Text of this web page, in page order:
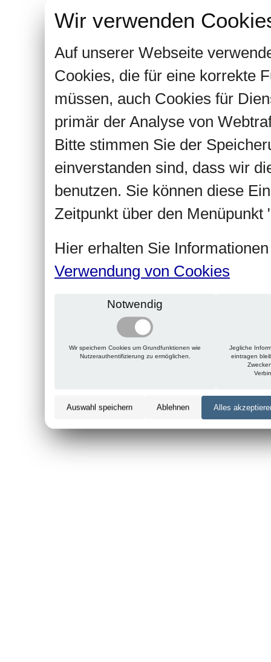
Wir verwenden
Auf unserer Webseite
Cookies, die für eine korrekte
müssen, auch Cookies für
primär der Analyse von
Bitte stimmen Sie der
einverstanden sind, dass wir
benutzen. Sie können diese
Zeitpunkt über den Menüpunkt
Hier erhalten Sie
Verwendung von Cookies
Notwendig
Wir speichern Cookies um Grundfunktionen wie
Nutzerauthentifizierung zu ermöglichen.
Jegliche
eintragen
Auswahl speichern Ablehnen Alles